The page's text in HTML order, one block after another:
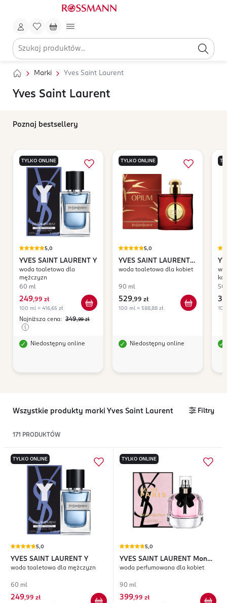
Marki Yves Saint Laurent
Yves Saint Laurent
Poznaj bestsellery
TYLKO ONLINE
5,0
YVES SAINT LAURENT Y
woda toaletowa dla
mężczyzn
60 ml
249,99 zł
100 ml = 416,65 zł
Najniższa cena: 349,99 zł
Niedostępny online
TYLKO ONLINE
5,0
YVES SAINT LAURENT
Opium
woda toaletowa dla kobiet
90 ml
529,99 zł
100 ml = 588,88 zł
Niedostępny online
50
Wszystkie produkty marki Yves Saint Laurent Filtry
171 PRODUKTÓW
TYLKO ONLINE
5,0
YVES SAINT LAURENT Y
woda toaletowa dla mężczyzn
60 ml
249,99 zł
TYLKO ONLINE
5,0
YVES SAINT LAURENT
Mon
Paris
woda perfumowana dla kobiet
90 ml
399,99 zł